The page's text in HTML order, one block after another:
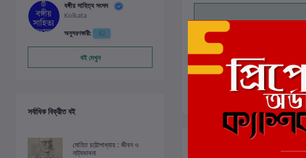
বঙ্গীয় সাহিত্য সংসদ
Kolkata
অনুসরণকারী:
82
বই দেখুন
সর্বাধিক বিক্রীত বই
মোহিত চট্টোপাধ্যায় : জীবন ও
নাট্যভাবনা
0 মোট 5.0 -এ